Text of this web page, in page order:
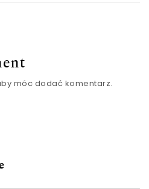
móc dodać komentarz.